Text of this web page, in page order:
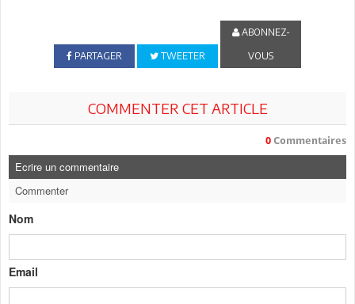
PARTAGER TWEETER
ABONNEZ-
VOUS
COMMENTER CET ARTICLE
0 Commentaires
Ecrire un commentaire
Commenter
Nom
Email